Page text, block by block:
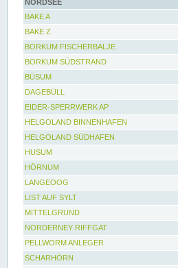
NORDSEE
BAKE A
BAKE Z
BORKUM FISCHERBALJE
BORKUM SÜDSTRAND
BÜSUM
DAGEBÜLL
EIDER-SPERRWERK AP
HELGOLAND BINNENHAFEN
HELGOLAND SÜDHAFEN
HUSUM
HÖRNUM
LANGEOOG
LIST AUF SYLT
MITTELGRUND
NORDERNEY RIFFGAT
PELLWORM ANLEGER
SCHARHÖRN